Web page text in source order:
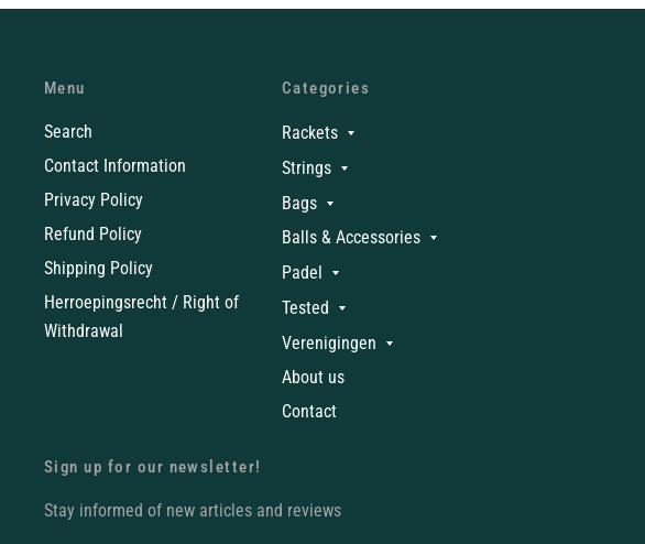
Menu
Search
Contact Information
Privacy Policy
Refund Policy
Shipping Policy
Herroepingsrecht / Right of
Withdrawal
Categories
Rackets
Strings
Bags
Balls & Accessories
Padel
Tested
Verenigingen
About us
Contact
Sign up for our newsletter!
Stay informed of new articles and reviews